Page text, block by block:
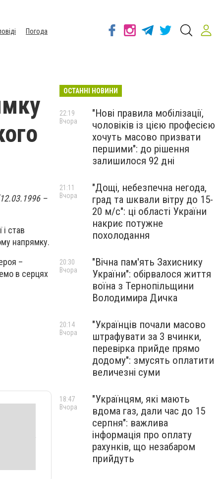
Погода
–
став
напрямку.
–
в серцях
ОСТАННІ НОВИНИ
"Нові правила мобілізації,
чоловіків із цією професією
хочуть масово призвати
першими": до рішення
залишилося 92 дні
22:19
Вчора
"Дощі, небезпечна негода,
град та шквали вітру до 15-
20 м/с": ці області України
накриє потужне
похолодання
21:11
Вчора
"Вічна пам'ять Захиснику
України": обірвалося життя
воїна з Тернопільщини
Володимира Дичка
20:30
Вчора
"Українців почали масово
штрафувати за 3 вчинки,
перевірка прийде прямо
додому": змусять оплатити
величезні суми
20:14
Вчора
"Українцям, які мають
вдома газ, дали час до 15
серпня": важлива
інформація про оплату
рахунків, що незабаром
прийдуть
18:47
Вчора